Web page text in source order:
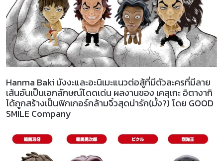
Hanma Baki มังงะและอะนิเมะแนวต่อสู้ที่มีตัวละครที่มีลาย
เส้นอันเป็นเอกลักษณ์โดดเด่น ผลงานของ เคสุเกะ อิตางากิ
ได้ถูกสร้างเป็นฟิกเกอร์กล้ามจิ๋วสุดน่ารัก(มั้ง?) โดย GOOD
SMILE Company